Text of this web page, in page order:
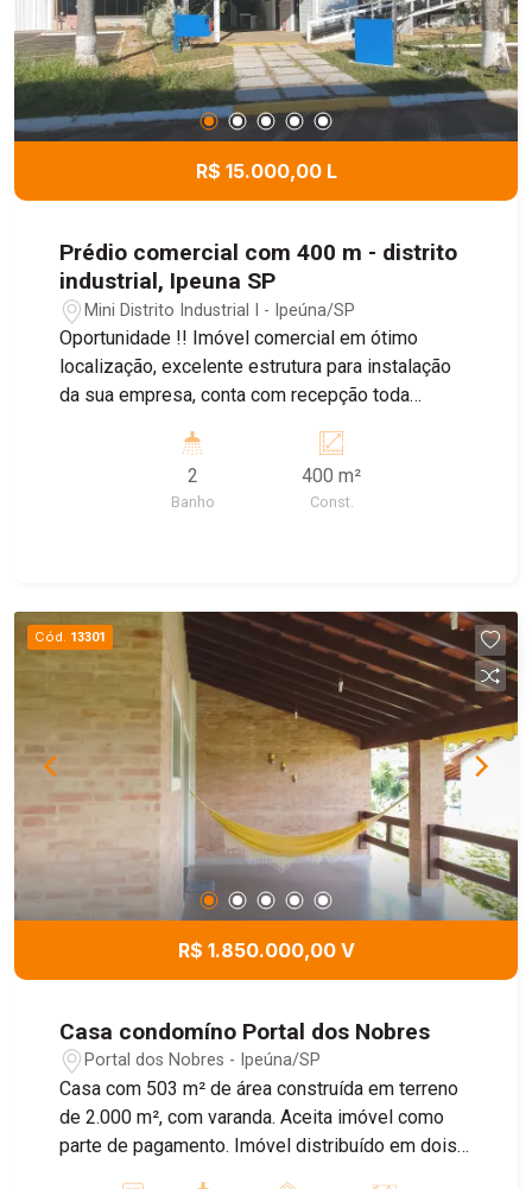
R$ 15.000,00 L
Prédio comercial com 400 m - distrito
industrial, Ipeuna SP
Mini Distrito Industrial I - Ipeúna/SP
Oportunidade !! Imóvel comercial em ótimo
localização, excelente estrutura para instalação
da sua empresa, conta com recepção toda
espaços já com móveis ( a negociar ) e ar
condicionado para melhor ambiente de trabalho,
2
Banho
400 m²
Const.
Cód. 13301
R$ 1.850.000,00 V
Casa condomíno Portal dos Nobres
Portal dos Nobres - Ipeúna/SP
Casa com 503 m² de área construída em terreno
de 2.000 m², com varanda. Aceita imóvel como
parte de pagamento. Imóvel distribuído em dois